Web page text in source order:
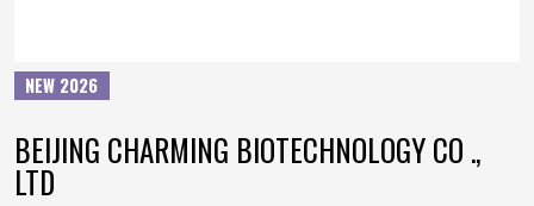
NEW 2026
BEIJING CHARMING BIOTECHNOLOGY CO .,
LTD